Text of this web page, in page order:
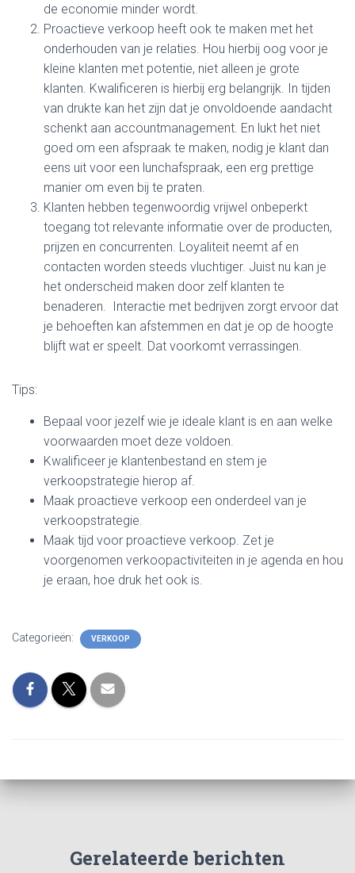
de economie minder wordt.
Proactieve verkoop heeft ook te maken met het
onderhouden van je relaties. Hou hierbij oog voor je
kleine klanten met potentie, niet alleen je grote
klanten. Kwalificeren is hierbij erg belangrijk. In tijden
van drukte kan het zijn dat je onvoldoende aandacht
schenkt aan accountmanagement. En lukt het niet
goed om een afspraak te maken, nodig je klant dan
eens uit voor een lunchafspraak, een erg prettige
manier om even bij te praten.
Klanten hebben tegenwoordig vrijwel onbeperkt
toegang tot relevante informatie over de producten,
prijzen en concurrenten. Loyaliteit neemt af en
contacten worden steeds vluchtiger. Juist nu kan je
het onderscheid maken door zelf klanten te
benaderen. Interactie met bedrijven zorgt ervoor dat
je behoeften kan afstemmen en dat je op de hoogte
blijft wat er speelt. Dat voorkomt verrassingen.
Tips:
Bepaal voor jezelf wie je ideale klant is en aan welke
voorwaarden moet deze voldoen.
Kwalificeer je klantenbestand en stem je
verkoopstrategie hierop af.
Maak proactieve verkoop een onderdeel van je
verkoopstrategie.
Maak tijd voor proactieve verkoop. Zet je
voorgenomen verkoopactiviteiten in je agenda en hou
je eraan, hoe druk het ook is.
Categorieën: VERKOOP
Gerelateerde berichten